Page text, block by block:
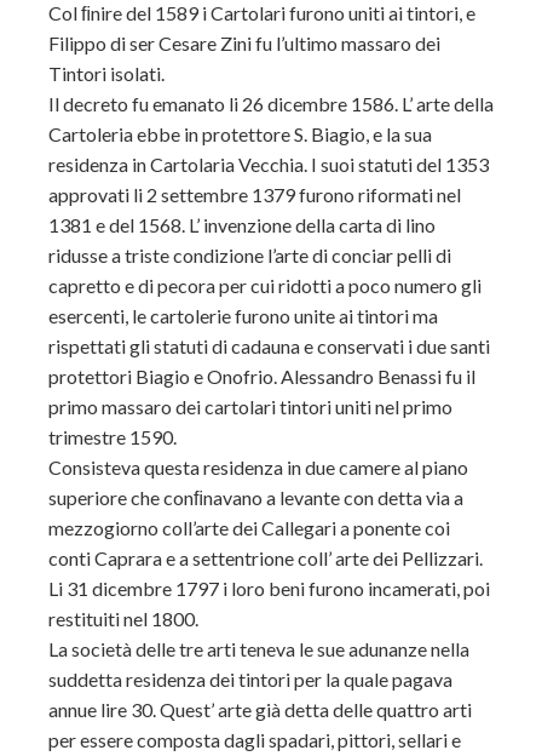
Col ﬁnire del 1589 i Cartolari furono uniti ai tintori, e
Filippo di ser Cesare Zini fu l’ultimo massaro dei
Tintori isolati.
Il decreto fu emanato li 26 dicembre 1586. L’ arte della
Cartoleria ebbe in protettore S. Biagio, e la sua
residenza in Cartolaria Vecchia. I suoi statuti del 1353
approvati li 2 settembre 1379 furono riformati nel
1381 e del 1568. L’ invenzione della carta di lino
ridusse a triste condizione l’arte di conciar pelli di
capretto e di pecora per cui ridotti a poco numero gli
esercenti, le cartolerie furono unite ai tintori ma
rispettati gli statuti di cadauna e conservati i due santi
protettori Biagio e Onofrio. Alessandro Benassi fu il
primo massaro dei cartolari tintori uniti nel primo
trimestre 1590.
Consisteva questa residenza in due camere al piano
superiore che conﬁnavano a levante con detta via a
mezzogiorno coll’arte dei Callegari a ponente coi
conti Caprara e a settentrione coll’ arte dei Pellizzari.
Li 31 dicembre 1797 i loro beni furono incamerati, poi
restituiti nel 1800.
La società delle tre arti teneva le sue adunanze nella
suddetta residenza dei tintori per la quale pagava
annue lire 30. Quest’ arte già detta delle quattro arti
per essere composta dagli spadari, pittori, sellari e